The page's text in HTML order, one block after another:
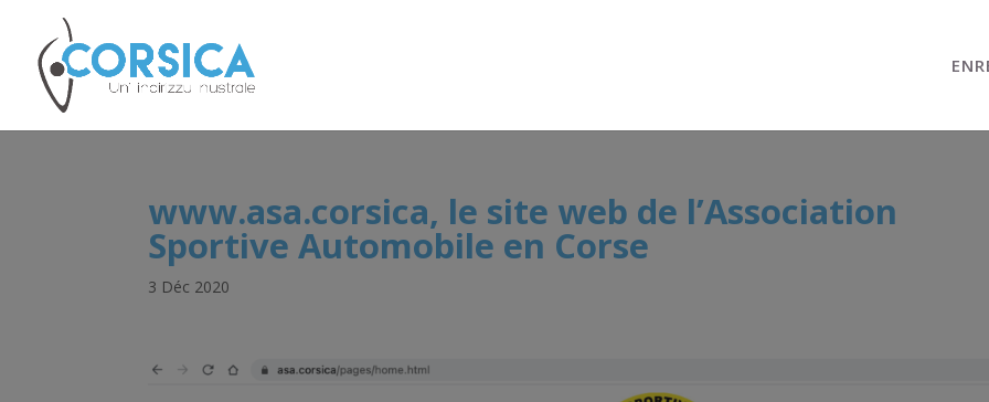
www.asa.corsica, le site web de l’Association
Sportive Automobile en Corse
3 Déc 2020